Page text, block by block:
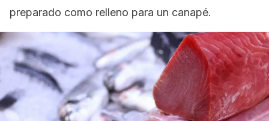
preparado como relleno para un canapé.